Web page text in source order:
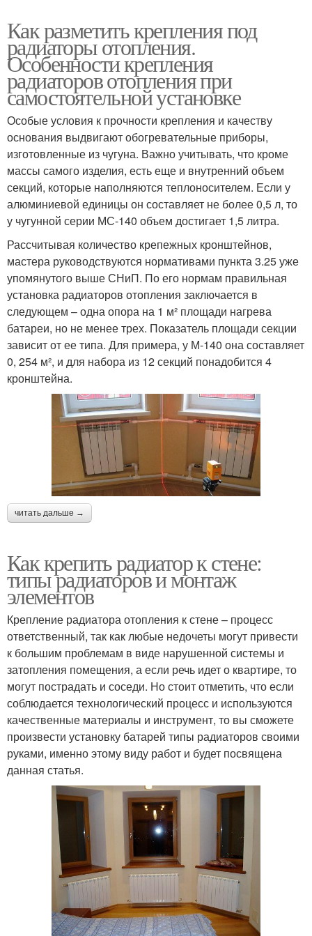
Как разметить крепления под
радиаторы отопления.
Особенности крепления
радиаторов отопления при
самостоятельной установке
Особые условия к прочности крепления и качеству
основания выдвигают обогревательные приборы,
изготовленные из чугуна. Важно учитывать, что кроме
массы самого изделия, есть еще и внутренний объем
секций, которые наполняются теплоносителем. Если у
алюминиевой единицы он составляет не более 0,5 л, то
у чугунной серии МС-140 объем достигает 1,5 литра.
Рассчитывая количество крепежных кронштейнов,
мастера руководствуются нормативами пункта 3.25 уже
упомянутого выше СНиП. По его нормам правильная
установка радиаторов отопления заключается в
следующем – одна опора на 1 м² площади нагрева
батареи, но не менее трех. Показатель площади секции
зависит от ее типа. Для примера, у М-140 она составляет
0, 254 м², и для набора из 12 секций понадобится 4
кронштейна.
читать дальше →
Как крепить радиатор к стене:
типы радиаторов и монтаж
элементов
Крепление радиатора отопления к стене – процесс
ответственный, так как любые недочеты могут привести
к большим проблемам в виде нарушенной системы и
затопления помещения, а если речь идет о квартире, то
могут пострадать и соседи. Но стоит отметить, что если
соблюдается технологический процесс и используются
качественные материалы и инструмент, то вы сможете
произвести установку батарей типы радиаторов своими
руками, именно этому виду работ и будет посвящена
данная статья.